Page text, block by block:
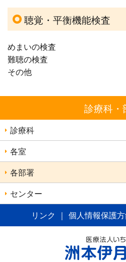
聴覚・平衡機能検査
めまいの検査
難聴の検査
その他
診療科・
診療科
各室
各部署
センター
リンク
｜ 個人情報保護